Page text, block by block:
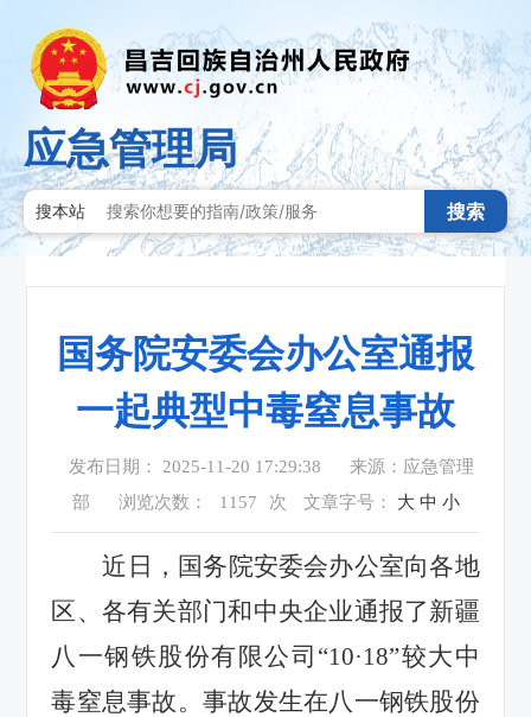
应急管理局
搜本站 搜索
国务院安委会办公室通报
一起典型中毒窒息事故
发布日期： 2025-11-20 17:29:38
来源：应急管理
部
浏览次数： 1157 次 文章字号： 大 中 小
近日，国务院安委会办公室向各地
区、各有关部门和中央企业通报了新疆
八一钢铁股份有限公司 “10·18”较大中
毒窒息事故。事故发生在八一钢铁股份